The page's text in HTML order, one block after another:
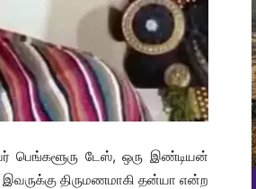
பெங்களூரு டேஸ், ஒரு இண்டியன்
இவருக்கு திருமணமாகி தன்யா என்ற